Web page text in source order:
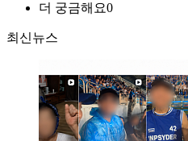
더 궁금해요0
최신뉴스